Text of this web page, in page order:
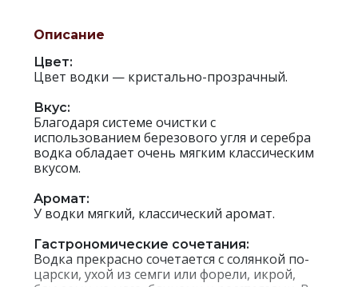
Описание
Цвет:
Цвет водки — кристально-прозрачный.
Вкус:
Благодаря системе очистки с
использованием березового угля и серебра
водка обладает очень мягким классическим
вкусом.
Аромат:
У водки мягкий, классический аромат.
Гастрономические сочетания:
Водка прекрасно сочетается с солянкой по-
царски, ухой из семги или форели, икрой,